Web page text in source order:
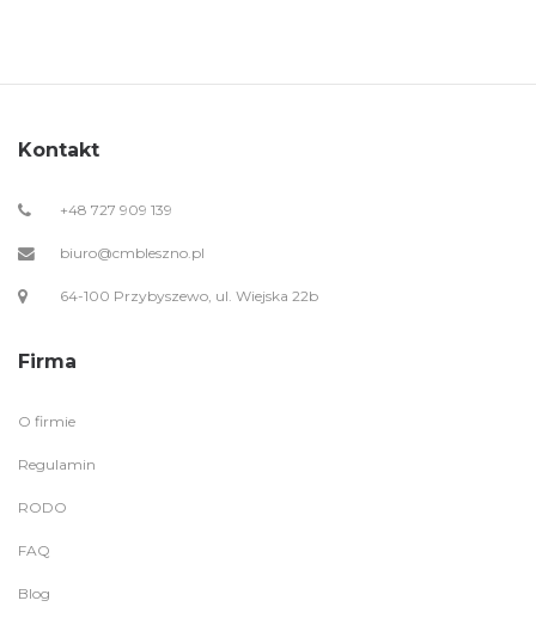
Kontakt
+48 727 909 139
biuro@cmbleszno.pl
64-100 Przybyszewo, ul. Wiejska 22b
Firma
O firmie
Regulamin
RODO
FAQ
Blog